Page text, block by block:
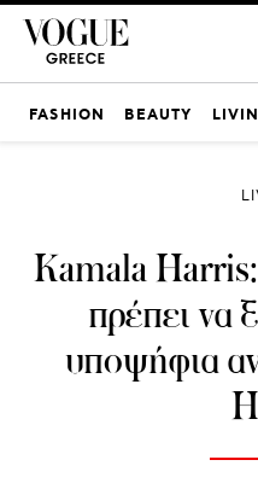
FASHION BEAUTY
Kamala
πρέπει να
υποψήφια